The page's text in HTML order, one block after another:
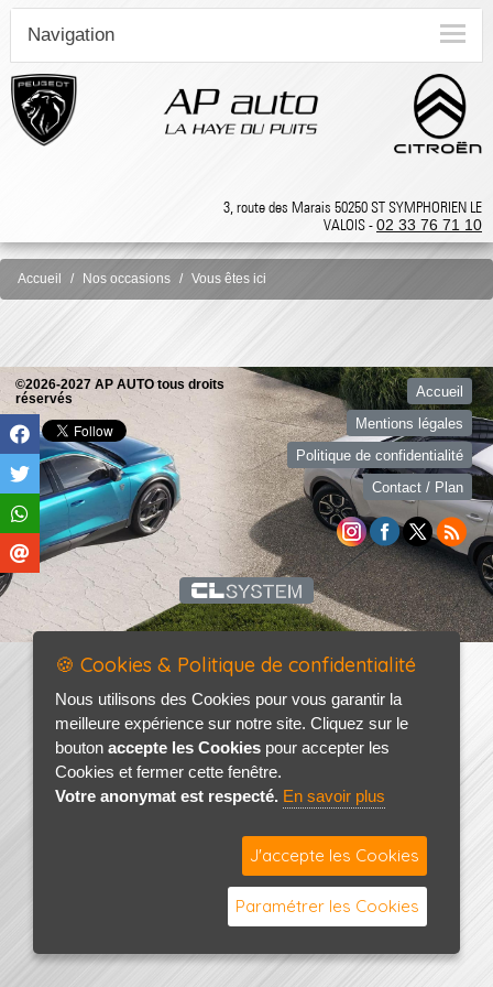
Navigation
3, route des Marais 50250 ST SYMPHORIEN LE
VALOIS -02 33 76 71 10
Accueil Nos occasions Vous êtes ici
©2026-2027 AP AUTO tous droits
réservés
Accueil
Mentions légales
Politique de confidentialité
Contact / Plan
🍪 Cookies & Politique de confidentialité
Nous utilisons des Cookies pour vous garantir la
meilleure expérience sur notre site. Cliquez sur le
bouton accepte les Cookies pour accepter les
Cookies et fermer cette fenêtre.
Votre anonymat est respecté. En savoir plus
J'accepte les Cookies
Paramétrer les Cookies